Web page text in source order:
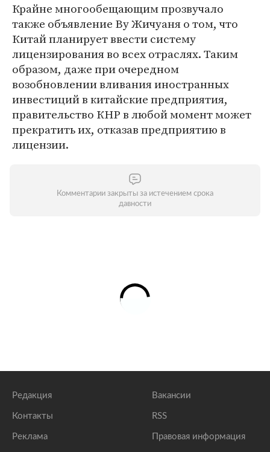
Крайне многообещающим прозвучало
также объявление Ву Жичуаня о том, что
Китай планирует ввести систему
лицензирования во всех отраслях. Таким
образом, даже при очередном
возобновлении вливания иностранных
инвестиций в китайские предприятия,
правительство КНР в любой момент может
прекратить их, отказав предприятию в
лицензии.
Комментарии закрыты за истечением срока
давности
Редакция
Контакты
Реклама
Вакансии
RSS
Правовая информация